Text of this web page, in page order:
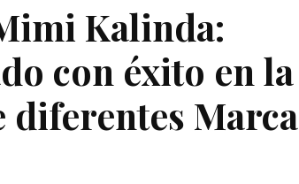
Kalinda:
con éxito en la
Marca